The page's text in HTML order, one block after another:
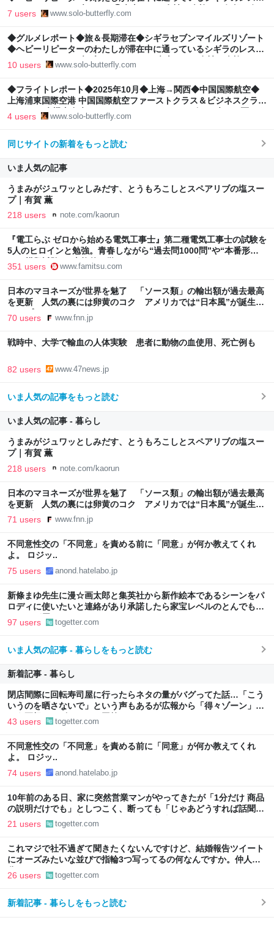
ラン＆カフェvol.2◆ランチ①◆車ナシ＆女性一人旅でも気軽に行
ける宮古島のビーチリゾート◆ - 一匹バタフライ 🦋 南国、ときど
7 users www.solo-butterfly.com
◆グルメレポート◆旅＆長期滞在◆シギラセブンマイルズリゾート
◆ヘビーリピーターのわたしが滞在中に通っているシギラのレスト
ラン＆カフェvol.1◆ブレックファスト◆車ナシ＆女性一人旅でも
気軽に行ける宮古島のビーチリゾート◆ - 一匹バタフライ 🦋 南
10 users www.solo-butterfly.com
◆フライトレポート◆2025年10月◆上海→関西◆中国国際航空◆
上海浦東国際空港 中国国際航空ファーストクラス＆ビジネスクラス
ラウンジ ◆機内食◆スタアラもいいけど、やっぱり…◆ - 一匹バタ
フライ 🦋 南国、ときどき大阪
4 users www.solo-butterfly.com
同じサイトの新着をもっと読む
いま人気の記事
うまみがジュワッとしみだす、とうもろこしとスペアリブの塩スー
プ｜有賀 薫
218 users note.com/kaorun
『電工らぶ ゼロから始める電気工事士』第二種電気工事士の試験を
5人のヒロインと勉強。青春しながら“過去問1000問”や“本番形式
CBT模擬試験”で本格的に学べるノベルゲーム | ゲーム・エンタメ
最新情報のファミ通.com
351 users www.famitsu.com
日本のマヨネーズが世界を魅了 「ソース類」の輸出額が過去最高
を更新 人気の裏には卵黄のコク アメリカでは“日本風”が誕生｜
FNNプライムオンライン
70 users www.fnn.jp
戦時中、大学で輸血の人体実験 患者に動物の血使用、死亡例も
82 users www.47news.jp
いま人気の記事をもっと読む
いま人気の記事 - 暮らし
うまみがジュワッとしみだす、とうもろこしとスペアリブの塩スー
プ｜有賀 薫
218 users note.com/kaorun
日本のマヨネーズが世界を魅了 「ソース類」の輸出額が過去最高
を更新 人気の裏には卵黄のコク アメリカでは“日本風”が誕生｜
FNNプライムオンライン
71 users www.fnn.jp
不同意性交の「不同意」を責める前に「同意」が何か教えてくれ
よ。 ロジッ..
75 users anond.hatelabo.jp
新條まゆ先生に漫☆画太郎と集英社から新作絵本であるシーンをパ
ロディに使いたいと連絡があり承諾したら家宝レベルのとんでもな
いものが届いた
97 users togetter.com
いま人気の記事 - 暮らしをもっと読む
新着記事 - 暮らし
閉店間際に回転寿司屋に行ったらネタの量がバグってた話…「こう
いうのを晒さないで」という声もあるが広報から「得々ゾーン」と
いう正規サービスだとの回答も
43 users togetter.com
不同意性交の「不同意」を責める前に「同意」が何か教えてくれ
よ。 ロジッ..
74 users anond.hatelabo.jp
10年前のある日、家に突然営業マンがやってきたが「1分だけ 商品
の説明だけでも」としつこく、断っても「じゃあどうすれば話聞い
てくれますか」と言われたので、ある方法で解決することに
21 users togetter.com
これマジで社不過ぎて聞きたくないんですけど、結婚報告ツイート
にオーズみたいな並びで指輪3つ写ってるの何なんですか。仲人の
分？
26 users togetter.com
新着記事 - 暮らしをもっと読む